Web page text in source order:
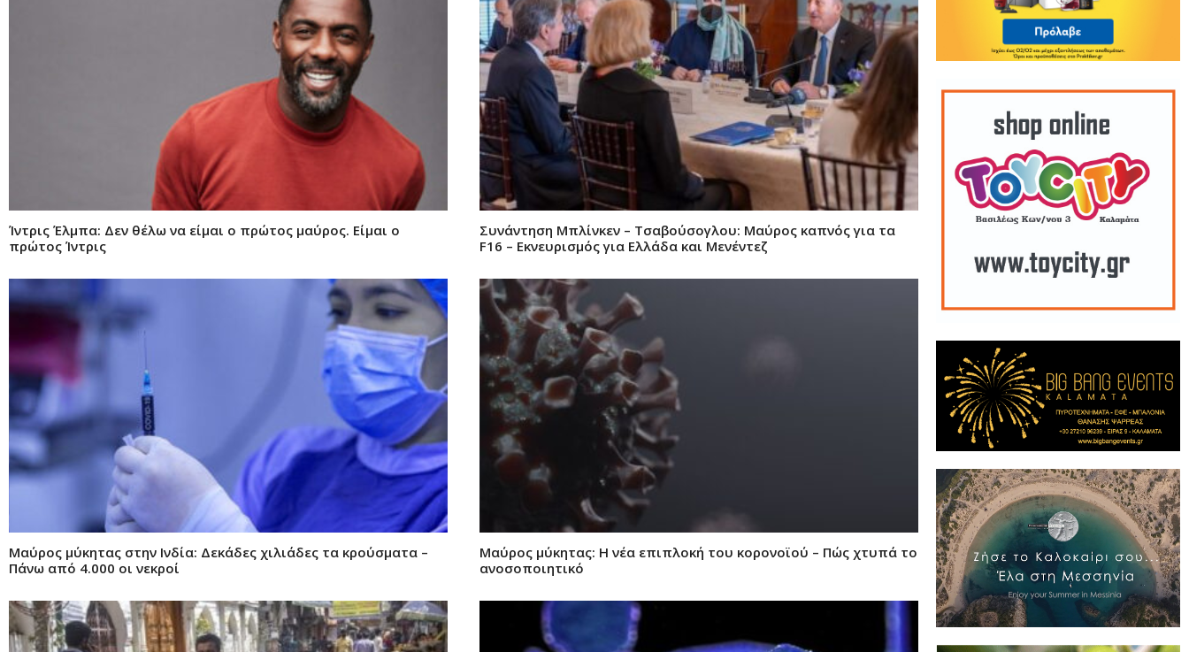
Ίντρις Έλμπα: Δεν θέλω να είμαι ο πρώτος μαύρος. Είμαι ο
πρώτος Ίντρις
Συνάντηση Μπλίνκεν – Τσαβούσογλου: Μαύρος καπνός για τα
F16 – Εκνευρισμός για Ελλάδα και Μενέντεζ
Μαύρος μύκητας στην Ινδία: Δεκάδες χιλιάδες τα κρούσματα –
Πάνω από 4.000 οι νεκροί
Μαύρος μύκητας: Η νέα επιπλοκή του κορονοϊού – Πώς χτυπά το
ανοσοποιητικό